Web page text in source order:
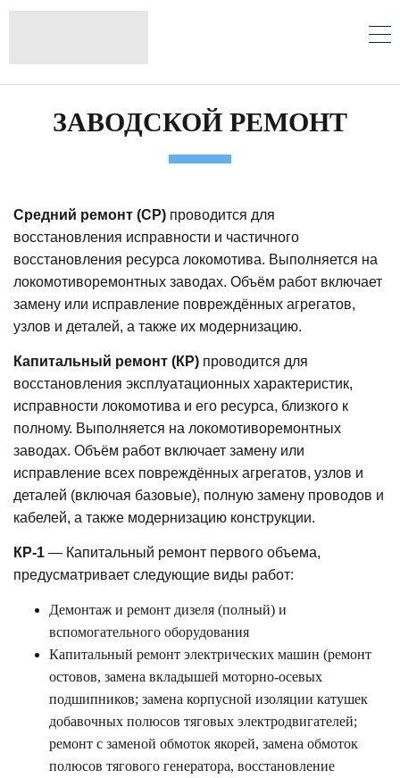
ЗАВОДСКОЙ РЕМОНТ
Средний ремонт (СР) проводится для
восстановления исправности и частичного
восстановления ресурса локомотива. Выполняется на
локомотиворемонтных заводах. Объём работ включает
замену или исправление повреждённых агрегатов,
узлов и деталей, а также их модернизацию.
Капитальный ремонт (КР) проводится для
восстановления эксплуатационных характеристик,
исправности локомотива и его ресурса, близкого к
полному. Выполняется на локомотиворемонтных
заводах. Объём работ включает замену или
исправление всех повреждённых агрегатов, узлов и
деталей (включая базовые), полную замену проводов и
кабелей, а также модернизацию конструкции.
КР-1 — Капитальный ремонт первого объема,
предусматривает следующие виды работ:
Демонтаж и ремонт дизеля (полный) и
вспомогательного оборудования
Капитальный ремонт электрических машин (ремонт
остовов, замена вкладышей моторно-осевых
подшипников; замена корпусной изоляции катушек
добавочных полюсов тяговых электродвигателей;
ремонт с заменой обмоток якорей, замена обмоток
полюсов тягового генератора, восстановление